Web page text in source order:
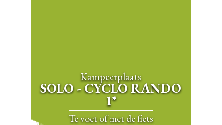
Kampeerplaats
SOLO - CYCLO RANDO
1*
te voet of met de fiets